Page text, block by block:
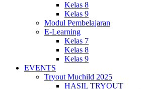
Kelas 8
Kelas 9
Modul Pembelajaran
E-Learning
Kelas 7
Kelas 8
Kelas 9
EVENTS
Tryout Muchild 2025
HASIL TRYOUT